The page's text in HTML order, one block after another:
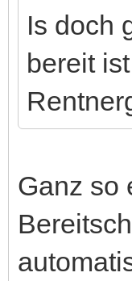
Is doch
bereit
Ganz so